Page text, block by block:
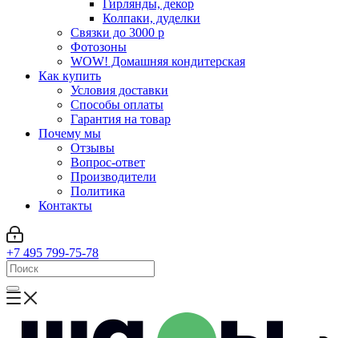
Гирлянды, декор
Колпаки, дуделки
Связки до 3000 р
Фотозоны
WOW! Домашняя кондитерская
Как купить
Условия доставки
Способы оплаты
Гарантия на товар
Почему мы
Отзывы
Вопрос-ответ
Производители
Политика
Контакты
+7 495 799-75-78